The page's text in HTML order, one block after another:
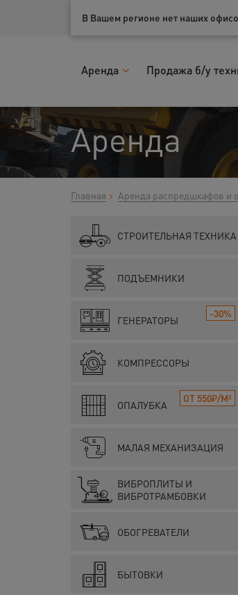
Ваш город:Казань
В Вашем регионе нет наших
Аренда Продажа б/у
Аренда
Главная Аренда распредшкафов и
СТРОИТЕЛЬНАЯ ТЕХНИКА
ПОДЪЕМНИКИ
ГЕНЕРАТОРЫ
-30%
КОМПРЕССОРЫ
ОПАЛУБКА
ОТ 550₽/М²
МАЛАЯ МЕХАНИЗАЦИЯ
ВИБРОПЛИТЫ И
ВИБРОТРАМБОВКИ
ОБОГРЕВАТЕЛИ
БЫТОВКИ